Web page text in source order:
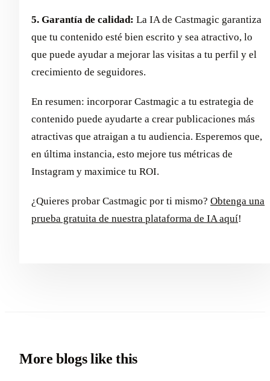
5. Garantía de calidad: La IA de Castmagic garantiza
que tu contenido esté bien escrito y sea atractivo, lo
que puede ayudar a mejorar las visitas a tu perfil y el
crecimiento de seguidores.
En resumen: incorporar Castmagic a tu estrategia de
contenido puede ayudarte a crear publicaciones más
atractivas que atraigan a tu audiencia. Esperemos que,
en última instancia, esto mejore tus métricas de
Instagram y maximice tu ROI.
¿Quieres probar Castmagic por ti mismo? Obtenga una
prueba gratuita de nuestra plataforma de IA aquí!
More blogs like this